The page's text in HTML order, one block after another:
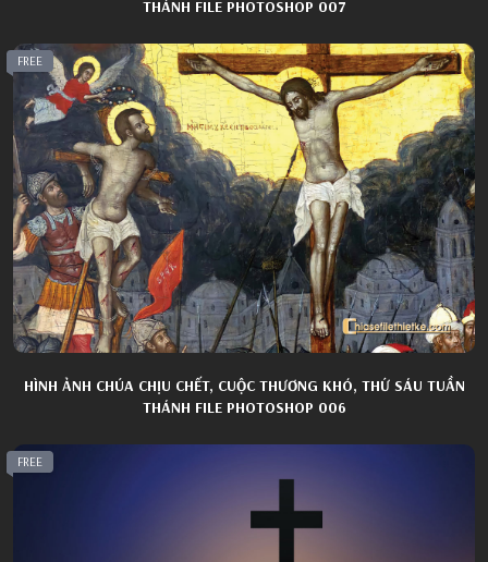
THÁNH FILE PHOTOSHOP 007
FREE
HÌNH ẢNH CHÚA CHỊU CHẾT, CUỘC THƯƠNG KHÓ, THỨ SÁU TUẦN
THÁNH FILE PHOTOSHOP 006
FREE